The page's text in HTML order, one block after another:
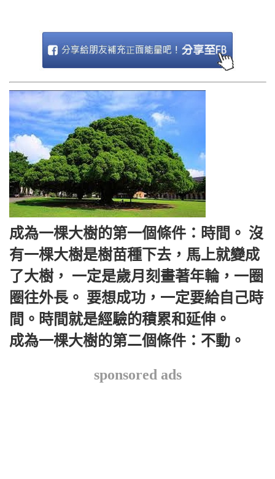
成為一棵大樹的第一個條件：時間。 沒
有一棵大樹是樹苗種下去，馬上就變成
了大樹， 一定是歲月刻畫著年輪，一圈
圈往外長。 要想成功，一定要給自己時
間。時間就是經驗的積累和延伸。
成為一棵大樹的第二個條件：不動。
sponsored ads